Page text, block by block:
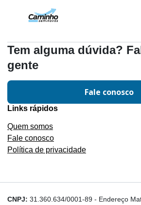
Tem alguma dúvida?
gente
Fale conosco
Links rápidos
Quem somos
Fale conosco
Política de privacidade
CNPJ: 31.360.634/0001-89 - Endereço